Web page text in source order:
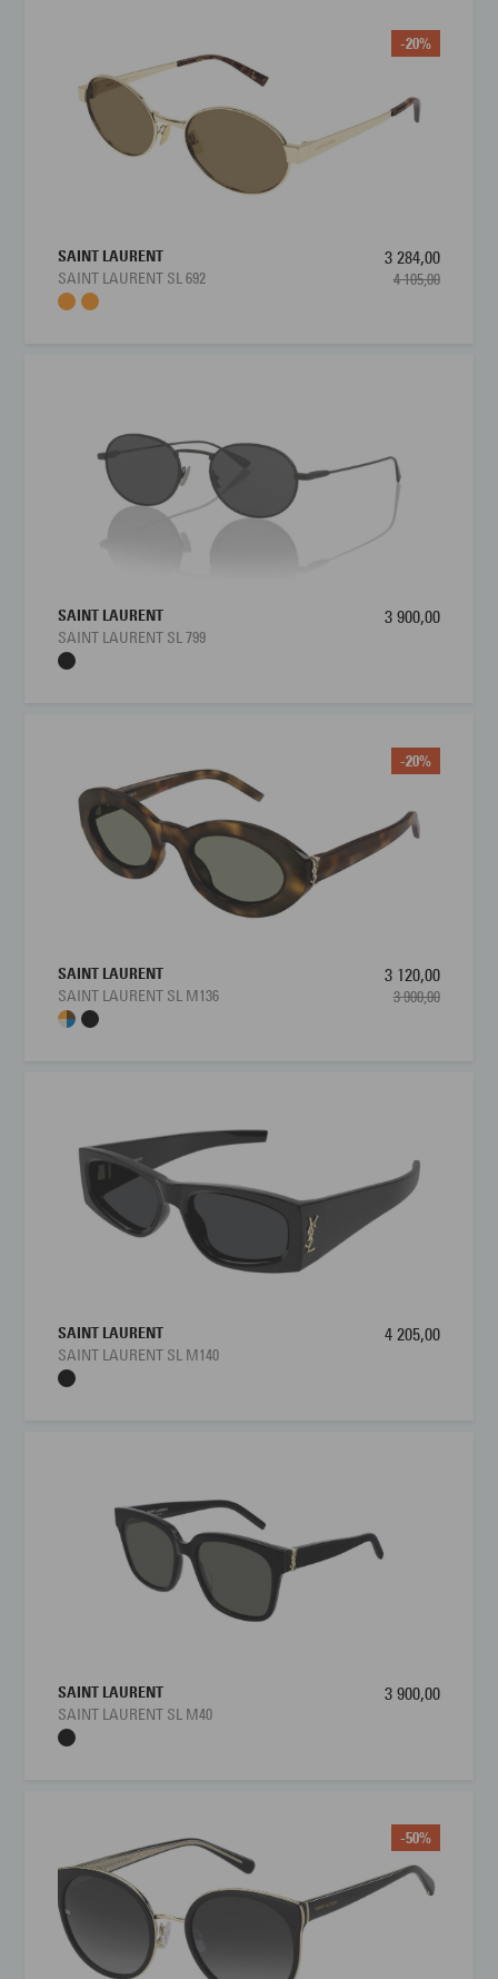
-20%
SAINT LAURENT
SAINT LAURENT SL 692
3 284,00
4 105,00
SAINT LAURENT
SAINT LAURENT SL 799
3 900,00
-20%
SAINT LAURENT
SAINT LAURENT SL M136
3 120,00
3 900,00
SAINT LAURENT
SAINT LAURENT SL M140
4 205,00
SAINT LAURENT
SAINT LAURENT SL M40
3 900,00
-50%